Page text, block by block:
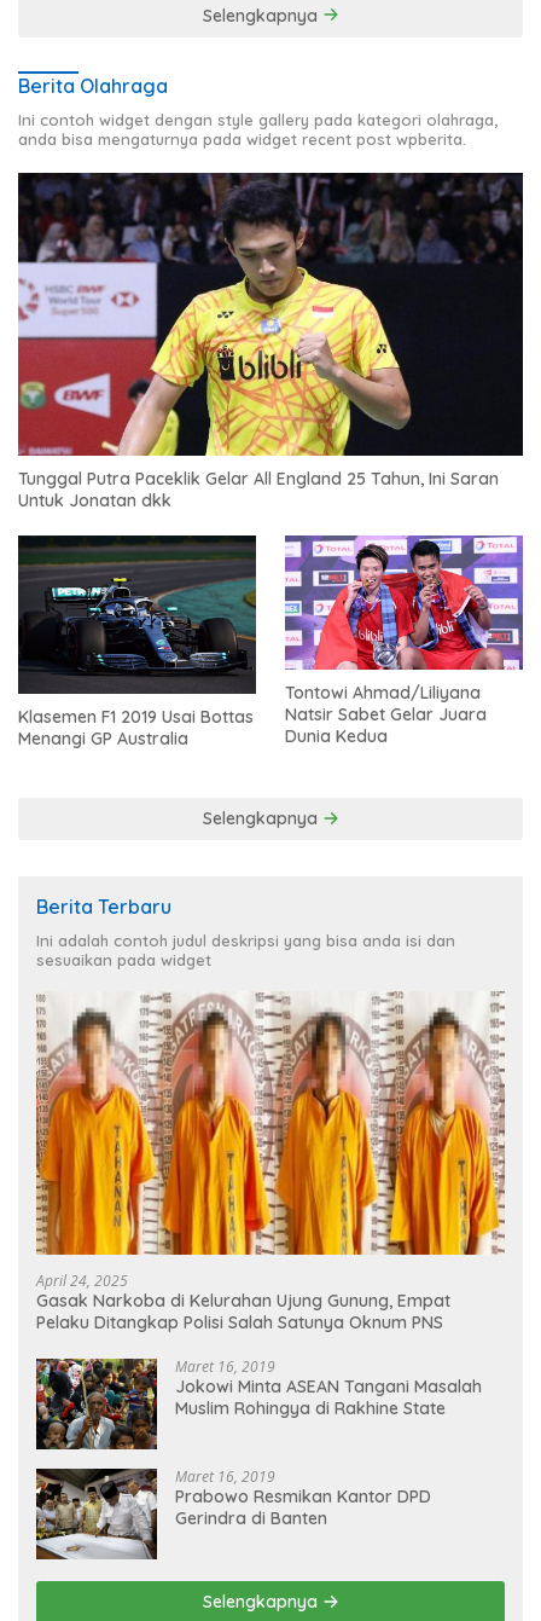
Selengkapnya
Berita Olahraga
Ini contoh widget dengan style gallery pada kategori olahraga,
anda bisa mengaturnya pada widget recent post wpberita.
Tunggal Putra Paceklik Gelar All England 25 Tahun, Ini Saran
Untuk Jonatan dkk
Klasemen F1 2019 Usai Bottas
Menangi GP Australia
Tontowi Ahmad/Liliyana
Natsir Sabet Gelar Juara
Dunia Kedua
Selengkapnya
Berita Terbaru
Ini adalah contoh judul deskripsi yang bisa anda isi dan
sesuaikan pada widget
April 24, 2025
Gasak Narkoba di Kelurahan Ujung Gunung, Empat
Pelaku Ditangkap Polisi Salah Satunya Oknum PNS
Maret 16, 2019
Jokowi Minta ASEAN Tangani Masalah
Muslim Rohingya di Rakhine State
Maret 16, 2019
Prabowo Resmikan Kantor DPD
Gerindra di Banten
Selengkapnya